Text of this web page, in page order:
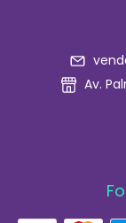
Av.